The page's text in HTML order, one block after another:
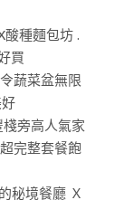
酸種麵包坊 .
買
蔬菜盆無限
旁高人氣家
完整套餐飽
秘境餐廳 Ｘ